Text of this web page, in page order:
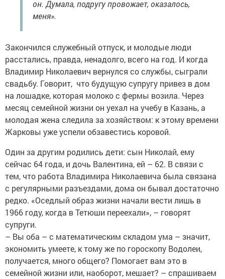
он. Думала, подругу провожает, оказалось,
меня».
Закончился служебный отпуск, и молодые люди
расстались, правда, ненадолго, всего на год. И когда
Владимир Николаевич вернулся со службы, сыграли
свадьбу. Говорит, что будущую супругу привез в дом
на лошадке, которая молоко с фермы возила. Через
месяц семейной жизни он уехал на учебу в Казань, а
молодая жена следила за хозяйством: к этому времени
Жарковы уже успели обзавестись коровой.
Один за другим родились дети: сын Николай, ему
сейчас 64 года, и дочь Валентина, ей – 62. В связи с
тем, что работа Владимира Николаевича была связана
с регулярными разъездами, дома он бывал достаточно
редко. «Оседлый образ жизни начали вести лишь в
1966 году, когда в Тетюши переехали», – говорят
супруги.
– Вы оба – с математическим складом ума – значит,
экономить умеете, к тому же по гороскопу Водолеи,
получается, много общего? Помогает вам это в
семейной жизни или, наоборот, ­мешает? – спрашиваем